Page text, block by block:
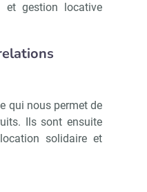
gestion locative
qui nous permet de
Ils sont ensuite
solidaire et